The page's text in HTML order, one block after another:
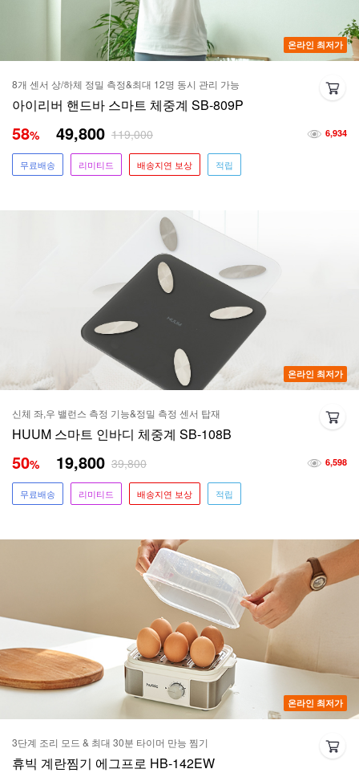
온라인 최저가
8개 센서 상/하체 정밀 측정&최대 12명 동시 관리 가능
아이리버 핸드바 스마트 체중계 SB-809P
6,934
58% 49,800 119,000
무료배송 리미티드 배송지연 보상 적립
온라인 최저가
신체 좌,우 밸런스 측정 기능&정밀 측정 센서 탑재
HUUM 스마트 인바디 체중계 SB-108B
6,598
50% 19,800 39,800
무료배송 리미티드 배송지연 보상 적립
온라인 최저가
3단계 조리 모드 & 최대 30분 타이머 만능 찜기
휴빅 계란찜기 에그프로 HB-142EW